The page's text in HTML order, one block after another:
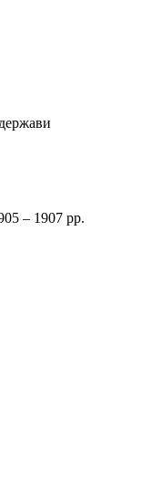
– 1907 рр.